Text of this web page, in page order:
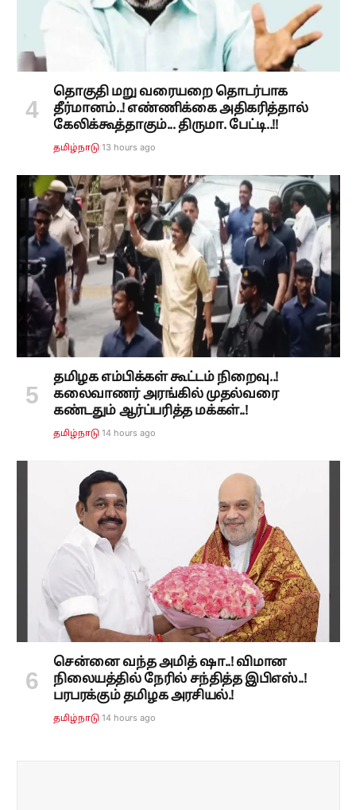
தொகுதி மறு வரையறை தொடர்பாக
தீர்மானம்..! எண்ணிக்கை அதிகரித்தால்
கேலிக்கூத்தாகும்... திருமா. பேட்டி..!!
தமிழ்நாடு 13 hours ago
தமிழக எம்பிக்கள் கூட்டம் நிறைவு..!
கலைவாணர் அரங்கில் முதல்வரை
கண்டதும் ஆர்ப்பரித்த மக்கள்..!
தமிழ்நாடு 14 hours ago
சென்னை வந்த அமித் ஷா..! விமான
நிலையத்தில் நேரில் சந்தித்த இபிஎஸ்..!
பரபரக்கும் தமிழக அரசியல்.!
தமிழ்நாடு 14 hours ago